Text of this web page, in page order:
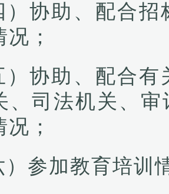
）协助、配合
；
）协助、配合
、司法机关、
；
）参加教育培训